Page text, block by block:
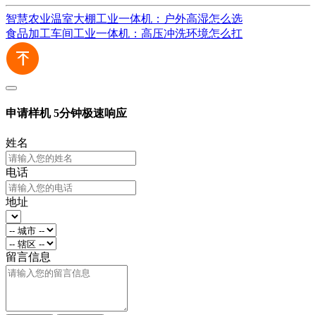
智慧农业温室大棚工业一体机：户外高湿怎么选
食品加工车间工业一体机：高压冲洗环境怎么扛
申请样机5分钟极速响应
姓名
电话
地址
留言信息